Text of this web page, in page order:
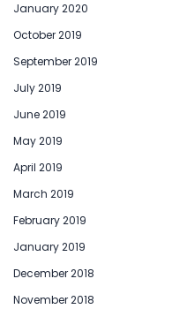
January 2020
October 2019
September 2019
July 2019
June 2019
May 2019
April 2019
March 2019
February 2019
January 2019
December 2018
November 2018